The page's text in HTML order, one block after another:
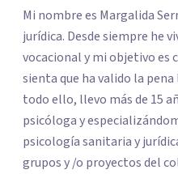
Mi nombre es Margalida
jurídica. Desde siempre he vivido la psicología como algo
vocacional y mi objetivo es conseguir quien confía en mí,
sienta que ha valido la pena
todo ello, llevo más de 15
psicóloga y especializándome en diversos ámbitos de la
psicología sanitaria y jurídica. Colaboro en
grupos y /o proyectos del